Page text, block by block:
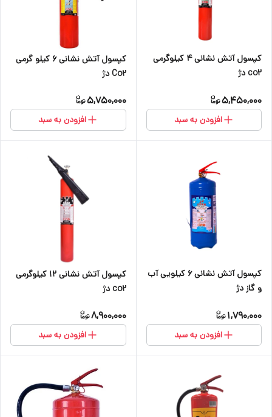
کپسول آتش نشانی ۴ کیلوگرمی
co2 دژ
5,450,000
افزودن به سبد
کپسول آتش نشانی ۶ کیلو گرمی
Co2 دژ
5,750,000
افزودن به سبد
کپسول آتش نشانی ۶ کیلویی آب
و گاز دژ
1,790,000
افزودن به سبد
کپسول آتش نشانی ۱۲ کیلوگرمی
co2 دژ
8,900,000
افزودن به سبد